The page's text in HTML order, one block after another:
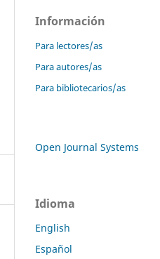
Información
Para lectores/as
Para autores/as
Para bibliotecarios/as
Open Journal Systems
Idioma
English
Español